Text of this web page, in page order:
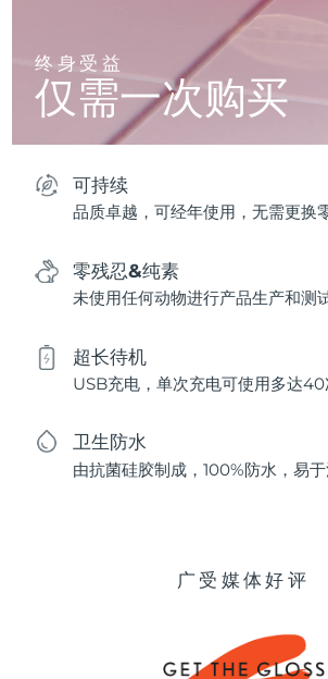
终身受益
仅需一次购买
可持续
品质卓越，可经年使用，无需更换
零残忍&纯素
未使用任何动物进行产品生产和测试
超长待机
USB充电，单次充电可使用多达40
卫生防水
由抗菌硅胶制成，100%防水，易于
广受媒体好评